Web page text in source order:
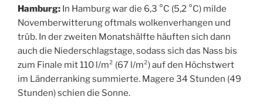
Hamburg: In Hamburg war die 6,3 °C (5,2 °C) milde
Novemberwitterung oftmals wolkenverhangen und
trüb. In der zweiten Monatshälfte häuften sich dann
auch die Niederschlagstage, sodass sich das Nass bis
zum Finale mit 110 l/m² (67 l/m²) auf den Höchstwert
im Länderranking summierte. Magere 34 Stunden (49
Stunden) schien die Sonne.